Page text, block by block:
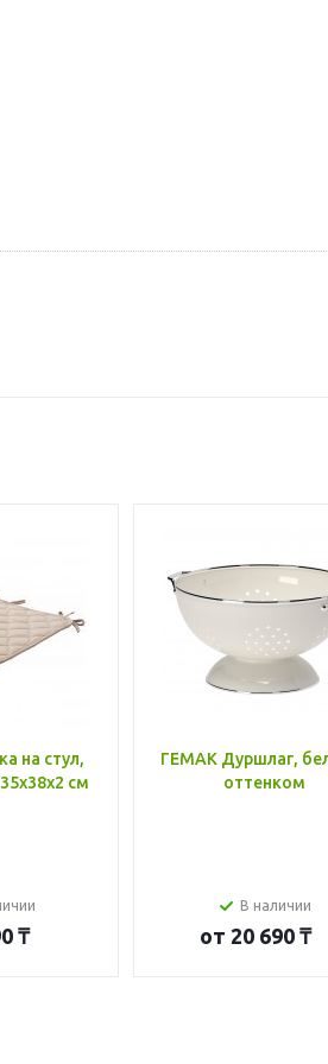
на стул,
см
₸
ГЕМАК Дуршлаг,
оттенком
В наличии
от 20 690 ₸